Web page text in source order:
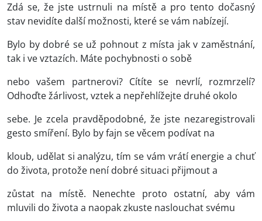
Zdá se, že jste ustrnuli na místě a pro tento dočasný
stav nevidíte další možnosti, které se vám nabízejí.
Bylo by dobré se už pohnout z místa jak v zaměstnání,
tak i ve vztazích. Máte pochybnosti o sobě
nebo vašem partnerovi? Cítíte se nevrlí, rozmrzelí?
Odhoďte žárlivost, vztek a nepřehlížejte druhé okolo
sebe. Je zcela pravděpodobné, že jste nezaregistrovali
gesto smíření. Bylo by fajn se věcem podívat na
kloub, udělat si analýzu, tím se vám vrátí energie a chuť
do života, protože není dobré situaci přijmout a
zůstat na místě. Nenechte proto ostatní, aby vám
mluvili do života a naopak zkuste naslouchat svému